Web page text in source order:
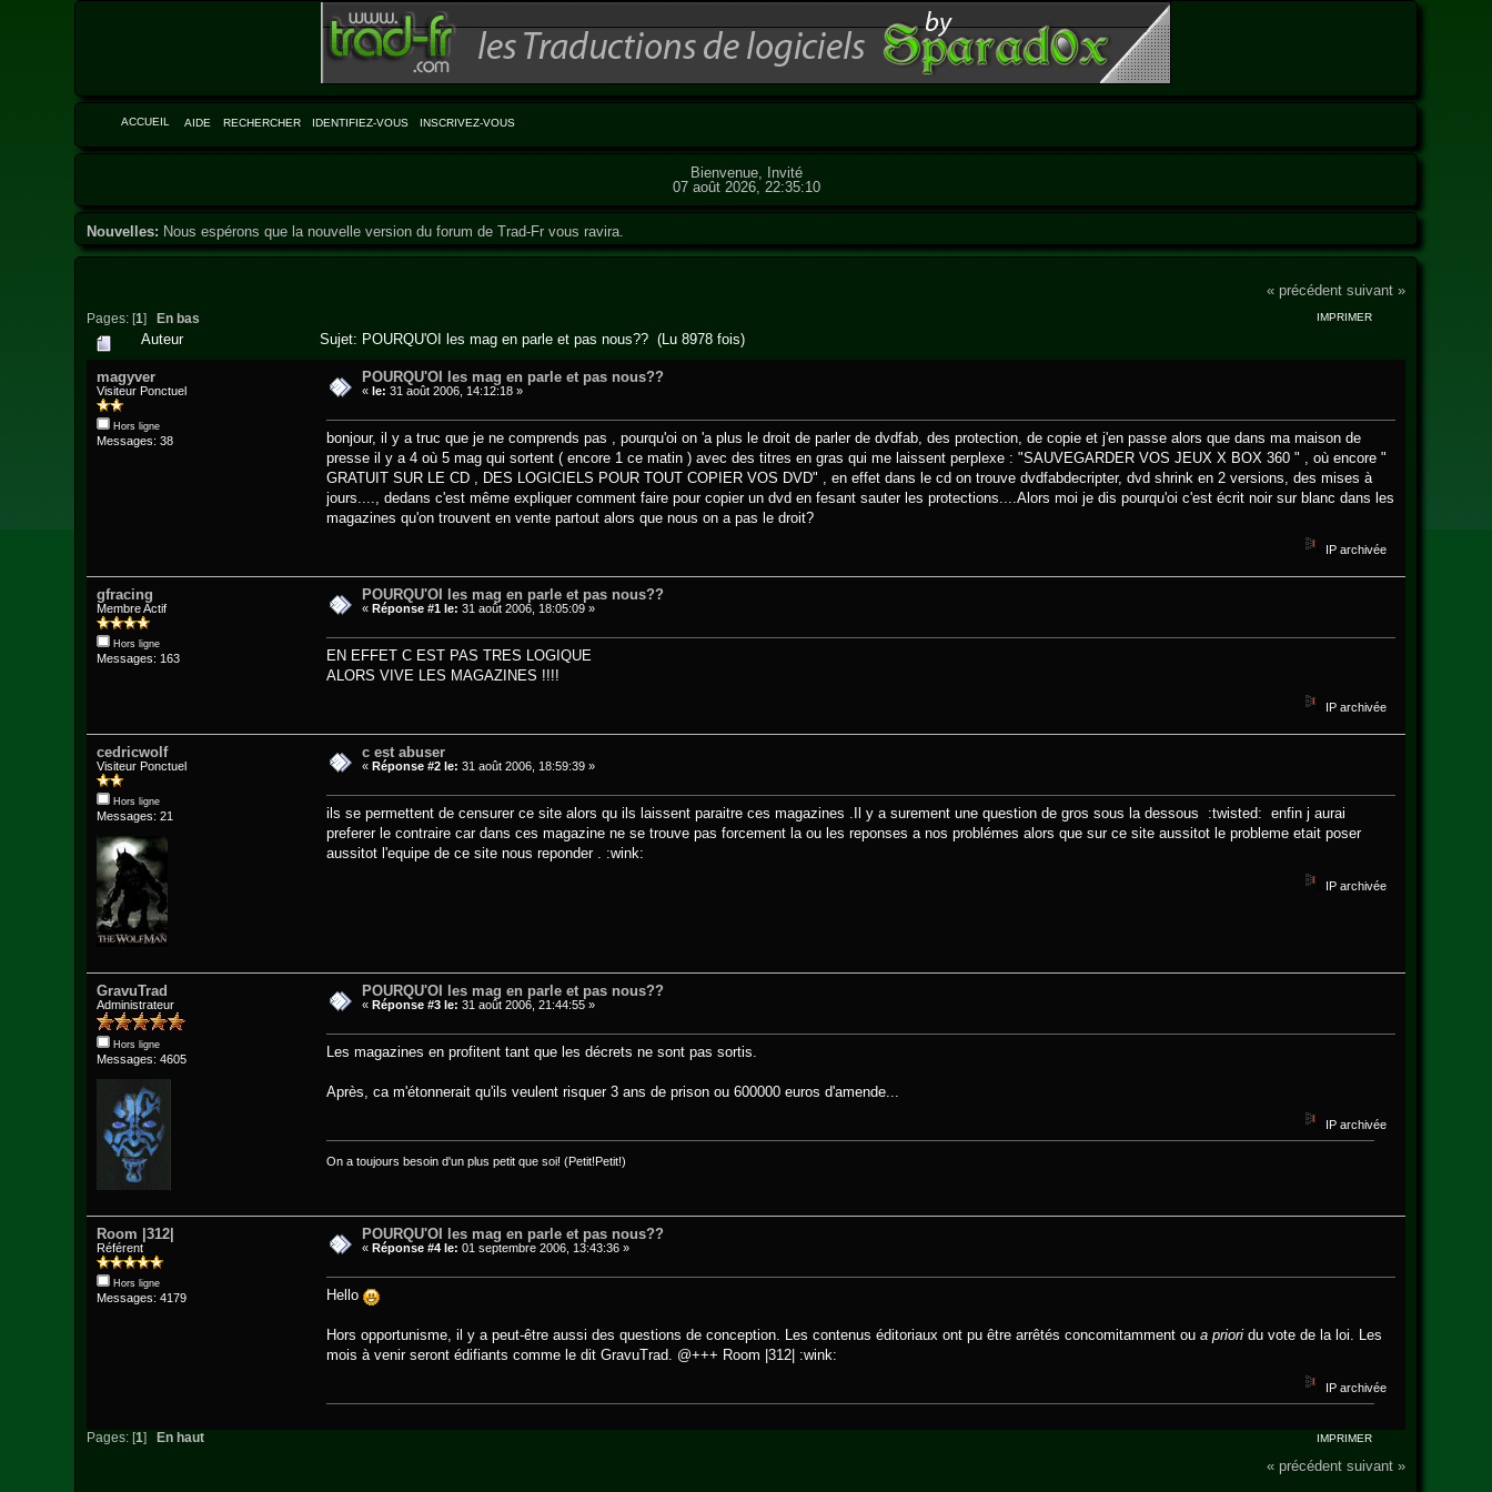
ACCUEIL AIDE RECHERCHER IDENTIFIEZ-VOUS INSCRIVEZ-VOUS
Bienvenue, Invité
07 août 2026, 22:35:10
Nouvelles: Nous espérons que la nouvelle version du forum de Trad-Fr vous ravira.
« précédent suivant »
Pages: [1]En bas IMPRIMER
Auteur Sujet: POURQU'OI les mag en parle et pas nous?? (Lu 8978 fois)
magyver
Visiteur Ponctuel
Hors ligne
Messages: 38
POURQU'OI les mag en parle et pas nous??
«le: 31 août 2006, 14:12:18 »
bonjour, il y a truc que je ne comprends pas , pourqu'oi on 'a plus le droit de parler de dvdfab, des protection, de copie et j'en passe alors que dans ma maison de
presse il y a 4 où 5 mag qui sortent ( encore 1 ce matin ) avec des titres en gras qui me laissent perplexe : "SAUVEGARDER VOS JEUX X BOX 360 " , où encore "
GRATUIT SUR LE CD , DES LOGICIELS POUR TOUT COPIER VOS DVD" , en effet dans le cd on trouve dvdfabdecripter, dvd shrink en 2 versions, des mises à
jours...., dedans c'est même expliquer comment faire pour copier un dvd en fesant sauter les protections....Alors moi je dis pourqu'oi c'est écrit noir sur blanc dans les
magazines qu'on trouvent en vente partout alors que nous on a pas le droit?
IP archivée
gfracing
Membre Actif
Hors ligne
Messages: 163
POURQU'OI les mag en parle et pas nous??
«Réponse #1 le: 31 août 2006, 18:05:09 »
EN EFFET C EST PAS TRES LOGIQUE
ALORS VIVE LES MAGAZINES !!!!
IP archivée
cedricwolf
Visiteur Ponctuel
Hors ligne
Messages: 21
c est abuser
« Réponse #2 le: 31 août 2006, 18:59:39 »
ils se permettent de censurer ce site alors qu ils laissent paraitre ces magazines .Il y a surement une question de gros sous la dessous :twisted: enfin j aurai
preferer le contraire car dans ces magazine ne se trouve pas forcement la ou les reponses a nos problémes alors que sur ce site aussitot le probleme etait poser
aussitot l'equipe de ce site nous reponder . :wink:
IP archivée
GravuTrad
Administrateur
Hors ligne
Messages: 4605
POURQU'OI les mag en parle et pas nous??
« Réponse #3 le: 31 août 2006, 21:44:55 »
Les magazines en profitent tant que les décrets ne sont pas sortis.
Après, ca m'étonnerait qu'ils veulent risquer 3 ans de prison ou 600000 euros d'amende...
IP archivée
On a toujours besoin d'un plus petit que soi! (Petit!Petit!)
Room |312|
Référent
Hors ligne
Messages: 4179
POURQU'OI les mag en parle et pas nous??
« Réponse #4 le: 01 septembre 2006, 13:43:36 »
Hello
Hors opportunisme, il y a peut-être aussi des questions de conception. Les contenus éditoriaux ont pu être arrêtés concomitamment ou a prioridu vote de la loi. Les
mois à venir seront édifiants comme le dit GravuTrad. @+++ Room |312| :wink:
IP archivée
IMPRIMER
Pages: [1] En haut
« précédent suivant »